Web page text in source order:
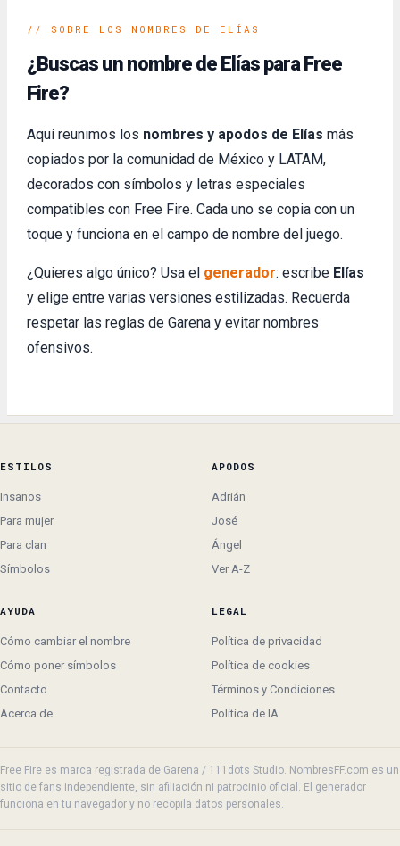
// SOBRE LOS NOMBRES DE ELÍAS
¿Buscas un nombre de Elías para Free
Fire?
Aquí reunimos los nombres y apodos de Elías más
copiados por la comunidad de México y LATAM,
decorados con símbolos y letras especiales
compatibles con Free Fire. Cada uno se copia con un
toque y funciona en el campo de nombre del juego.
¿Quieres algo único? Usa el generador: escribe Elías
y elige entre varias versiones estilizadas. Recuerda
respetar las reglas de Garena y evitar nombres
ofensivos.
ESTILOS
Insanos
Para mujer
Para clan
Símbolos
APODOS
Adrián
José
Ángel
Ver A-Z
AYUDA
Cómo cambiar el nombre
Cómo poner símbolos
Contacto
Acerca de
LEGAL
Política de privacidad
Política de cookies
Términos y Condiciones
Política de IA
Free Fire es marca registrada de Garena / 111dots Studio. NombresFF.com es un
sitio de fans independiente, sin afiliación ni patrocinio oficial. El generador
funciona en tu navegador y no recopila datos personales.